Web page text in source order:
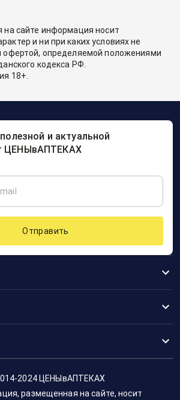
на сайте информация носит
и ни при каких условиях не
офертой, определяемой положениями
кодекса РФ.
18+.
и актуальной
ЦЕНЫвАПТЕКАХ
Отправить
2024 ЦЕНЫвАПТЕКАХ
размещенная на сайте, носит